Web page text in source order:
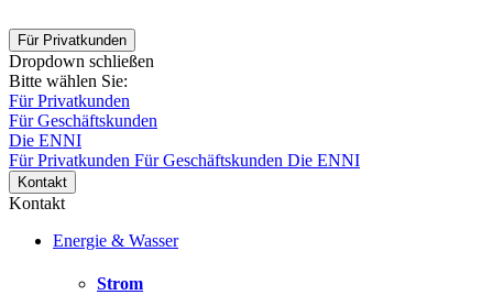
Für Privatkunden
Dropdown schließen
Bitte wählen Sie:
Für Privatkunden
Für Geschäftskunden
Die ENNI
Für Privatkunden Für Geschäftskunden Die ENNI
Kontakt
Kontakt
Energie & Wasser
Strom